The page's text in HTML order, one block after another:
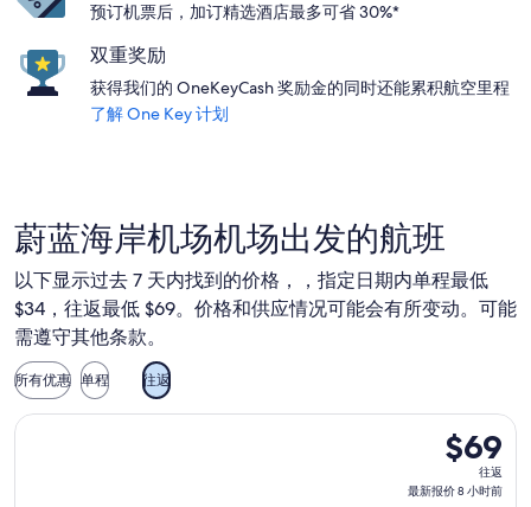
预订机票后，加订精选酒店最多可省 30%*
双重奖励
获得我们的 OneKeyCash 奖励金的同时还能累积航空里程
了解 One Key 计划
蔚蓝海岸机场机场出发的航班
以下显示过去 7 天内找到的价格，，指定日期内单程最低
$34，往返最低 $69。价格和供应情况可能会有所变动。可能
需遵守其他条款。
所有优惠 单程 往返
$69
往
返,
$69
往返
最新报价 8 小时前
选择伏林航空航班，10 月 9 日（星期五）从尼斯前往巴塞罗